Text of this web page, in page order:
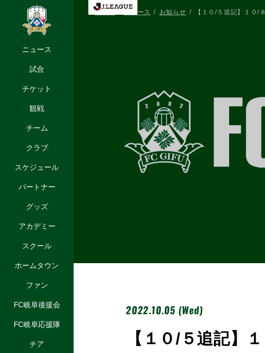
ニュース
試合
チケット
観戦
チーム
クラブ
スケジュール
パートナー
グッズ
アカデミー
スクール
ホームタウン
ファン
FC岐阜後援会
FC岐阜応援隊
チア
HOME ニュース お知らせ 【１０/５追記】１０/
2022.10.05 (Wed)
【１０/５追記】